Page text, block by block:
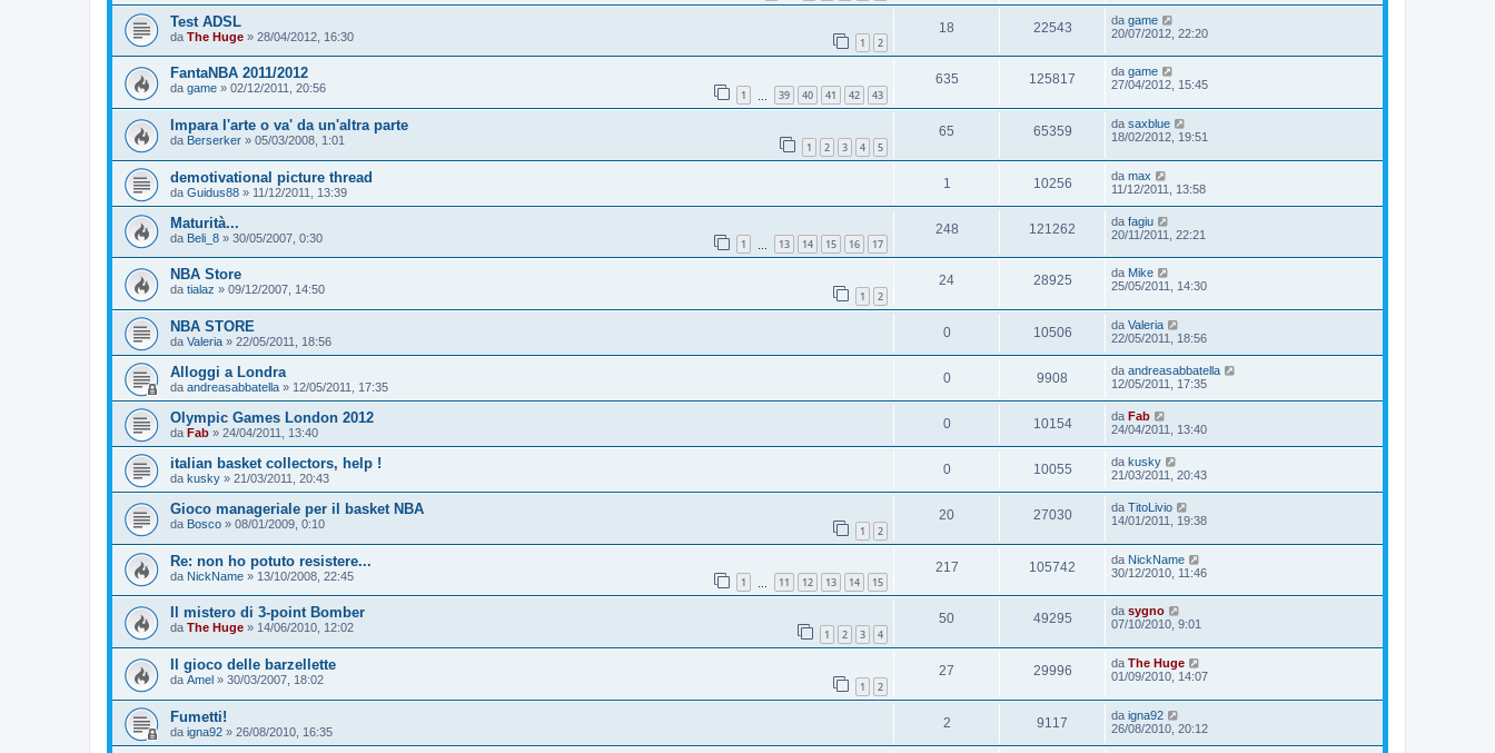
Test ADSL
da The Huge » 28/04/2012, 16:30 1 2
18 22543 da game
20/07/2012, 22:20
FantaNBA 2011/2012
da game » 02/12/2011, 20:56 1 39 40 41 42 43
635 125817 da game
27/04/2012, 15:45
Impara l'arte o va' da un'altra parte
da Berserker » 05/03/2008, 1:01 1 2 3 4 5
65 65359 da saxblue
18/02/2012, 19:51
demotivational picture thread
da Guidus88 » 11/12/2011, 13:39
1 10256 da max
11/12/2011, 13:58
Maturità...
da Beli_8 » 30/05/2007, 0:30 1 13 14 15 16 17
248 121262 da fagiu
20/11/2011, 22:21
NBA Store
da tialaz » 09/12/2007, 14:50 1 2
24 28925 da Mike
25/05/2011, 14:30
NBA STORE
da Valeria » 22/05/2011, 18:56
0 10506 da Valeria
22/05/2011, 18:56
Alloggi a Londra
da andreasabbatella » 12/05/2011, 17:35
0 9908 da andreasabbatella
12/05/2011, 17:35
Olympic Games London 2012
da Fab » 24/04/2011, 13:40
0 10154 da Fab
24/04/2011, 13:40
italian basket collectors, help !
da kusky » 21/03/2011, 20:43
0 10055 da kusky
21/03/2011, 20:43
Gioco manageriale per il basket NBA
da Bosco » 08/01/2009, 0:10 1 2
20 27030 da TitoLivio
14/01/2011, 19:38
Re: non ho potuto resistere...
da NickName » 13/10/2008, 22:45 1 11 12 13 14 15
217 105742 da NickName
30/12/2010, 11:46
Il mistero di 3-point Bomber
da The Huge » 14/06/2010, 12:02 1 2 3 4
50 49295 da sygno
07/10/2010, 9:01
Il gioco delle barzellette
da Amel » 30/03/2007, 18:02 1 2
27 29996 da The Huge
01/09/2010, 14:07
Fumetti!
da igna92 » 26/08/2010, 16:35
2 9117 da igna92
26/08/2010, 20:12